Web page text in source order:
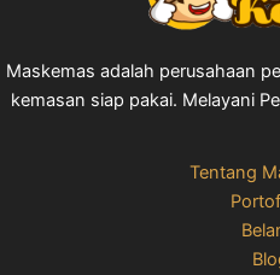
Maskemas adalah perusahaan
kemasan siap pakai. Melayani
Tentang